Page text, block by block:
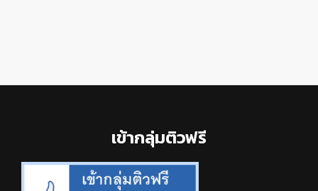
เข้ากลุ่มติวฟรี